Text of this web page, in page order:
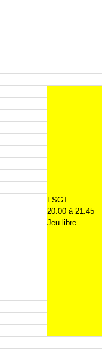
FSGT
20:00 à 21:45
Jeu libre